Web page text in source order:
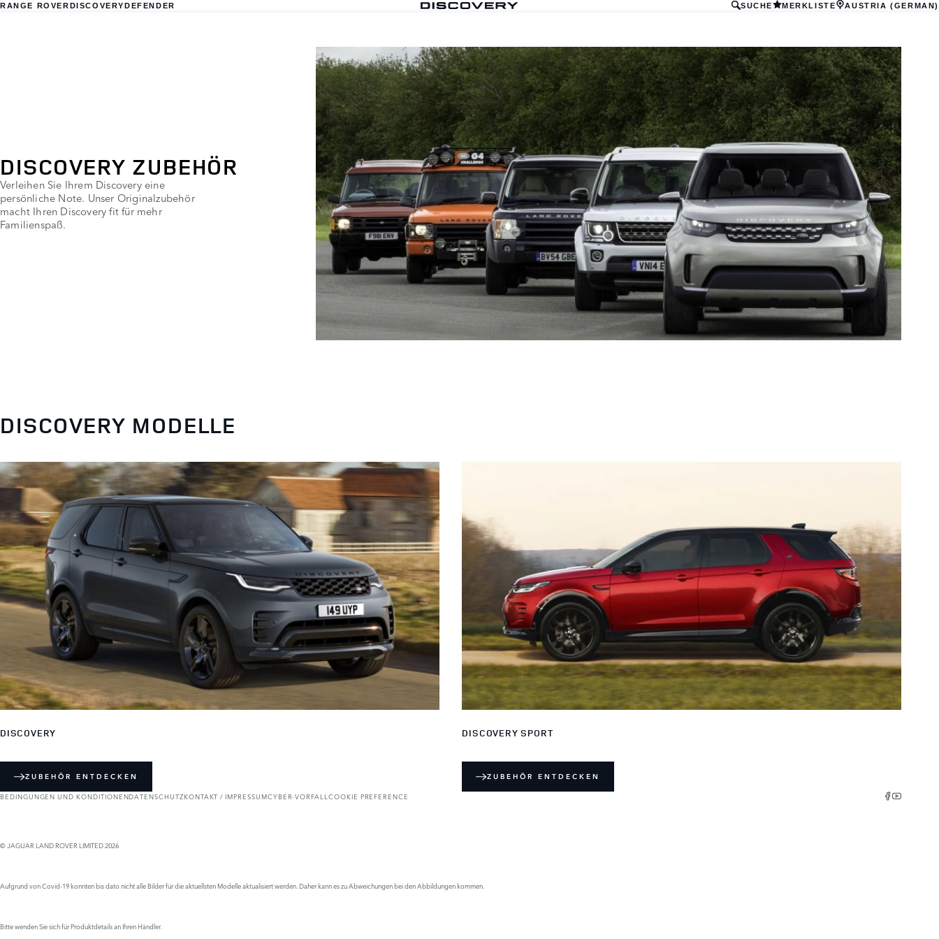
RANGE ROVERDISCOVERYDEFENDER SUCHE MERKLISTE AUSTRIA (GERMAN)
DISCOVERY ZUBEHÖR
Verleihen Sie Ihrem Discovery eine
persönliche Note. Unser Originalzubehör
macht Ihren Discovery fit für mehr
Familienspaß.
DISCOVERY MODELLE
DISCOVERY
ZUBEHÖR ENTDECKEN
DISCOVERY SPORT
ZUBEHÖR ENTDECKEN
BEDINGUNGEN UND KONDITIONENDATENSCHUTZKONTAKT / IMPRESSUMCYBER-VORFALLCOOKIE PREFERENCE
© JAGUAR LAND ROVER LIMITED 2026
Aufgrund von Covid-19 konnten bis dato nicht alle Bilder für die aktuellsten Modelle aktualisiert werden. Daher kann es zu Abweichungen bei den Abbildungen kommen.
Bitte wenden Sie sich für Produktdetails an Ihren Händler.